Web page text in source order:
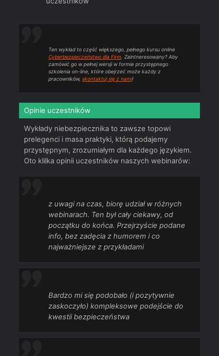
Ten wykład to część większego, pełnego kursu online
Cyberbezpieczeństwo dla Firm . Zaintneresowany? Aby
zamówić go w pełnej wersji w formie przystępnego
szkolenia on-line, które obejrzeć może każdy z
pracowników,skontaktuj się z nami!
Opinie uczestników
Wykłady niebezpiecznika to zawsze topowi
prelegenci i masa praktyki, którą podajemy
przystępnym, zrozumiałym dla każdego językiem.
Oto klilka opinii uczestników naszych webinarów:
z uwagi na czas, biorę udział w różnych
webinarach. Ten był cały ciekawy, od
początku do końca. Przejrzyście podane
info, bez zadęcia z humorem i co
najważniejsze z przykładami
Bardzo mi się podobało (i pozytywnie
zaskoczyło) kompleksowe podejście do
kwestii bezpieczeństwa